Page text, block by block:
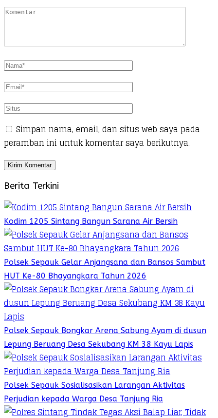
Simpan nama, email, dan situs web saya pada
peramban ini untuk komentar saya berikutnya.
Berita Terkini
Kodim 1205 Sintang Bangun Sarana Air Bersih
Polsek Sepauk Gelar Anjangsana dan Bansos Sambut
HUT Ke-80 Bhayangkara Tahun 2026
Polsek Sepauk Bongkar Arena Sabung Ayam di dusun
Lepung Beruang Desa Sekubang KM 38 Kayu Lapis
Polsek Sepauk Sosialisasikan Larangan Aktivitas
Perjudian kepada Warga Desa Tanjung Ria